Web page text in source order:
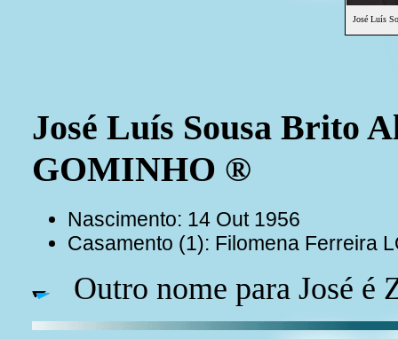
José Luís
José Luís Sousa Brito
GOMINHO ®
Nascimento: 14 Out 1956
Casamento (1): Filomena Ferreira
Outro nome para José é